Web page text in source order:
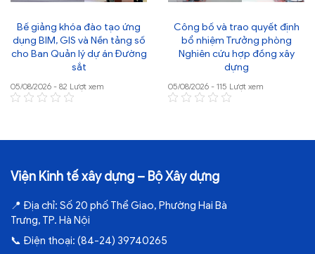
Bế giảng khóa đào tạo ứng
dụng BIM, GIS và Nền tảng số
cho Ban Quản lý dự án Đường
sắt
05/08/2026 - 82 Lượt xem
Công bố và trao quyết định
bổ nhiệm Trưởng phòng
Nghiên cứu hợp đồng xây
dựng
05/08/2026 - 115 Lượt xem
Viện Kinh tế xây dựng – Bộ Xây dựng
📍 Địa chỉ: Số 20 phố Thể Giao, Phường Hai Bà
Trưng, TP. Hà Nội
📞 Điện thoại: (84-24) 39740265